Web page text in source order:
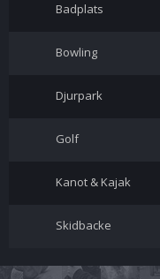
Badplats
Bowling
Djurpark
Golf
Kanot & Kajak
Skidbacke